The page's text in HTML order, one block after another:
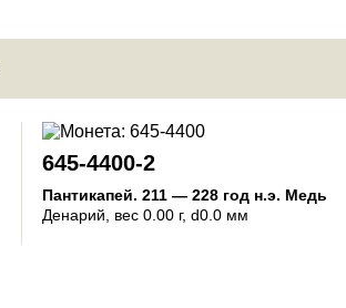
645-4400-2
Пантикапей. 211 — 228 год н.э. Медь
Денарий , вес 0.00 г, d0.0 мм